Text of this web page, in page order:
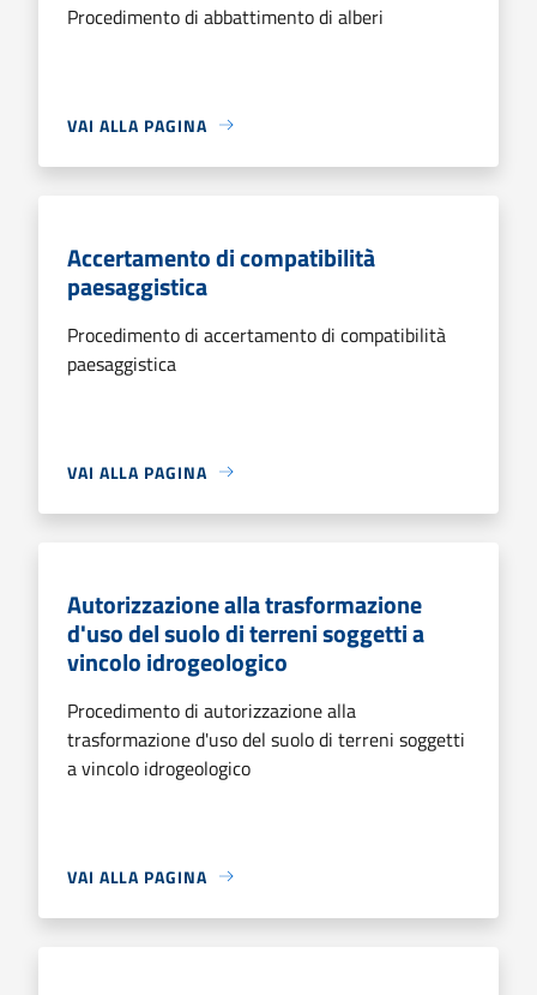
Procedimento di abbattimento di alberi
VAI ALLA PAGINA
Accertamento di compatibilità
paesaggistica
Procedimento di accertamento di compatibilità
paesaggistica
VAI ALLA PAGINA
Autorizzazione alla trasformazione
d'uso del suolo di terreni soggetti a
vincolo idrogeologico
Procedimento di autorizzazione alla
trasformazione d'uso del suolo di terreni soggetti
a vincolo idrogeologico
VAI ALLA PAGINA